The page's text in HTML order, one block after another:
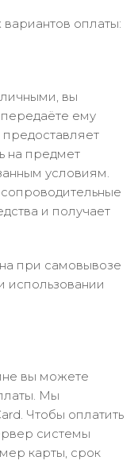
оплаты:
вы
ему
на предмет
условиям.
и получает
при самовывозе
использовании
вы можете
Мы
Чтобы оплатить
системы
карты, срок